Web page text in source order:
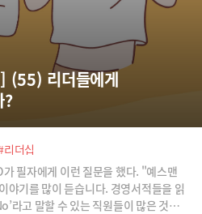
(55) 리더들에게
?
리더십
필자에게 이런 질문을 했다. "예스맨
야기를 많이 듣습니다. 경영서적들을 읽
라고 말할 수 있는 직원들이 많은 것이